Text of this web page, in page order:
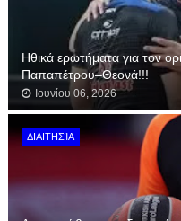
Hθικά ερωτήματα για τoν
Παπαπέτρου–Θεονά!!!
Ιουνίου 06, 2026
ΔΙΑΙΤΗΣΊΑ